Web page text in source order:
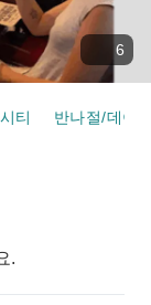
6
티 반나절/데이
.